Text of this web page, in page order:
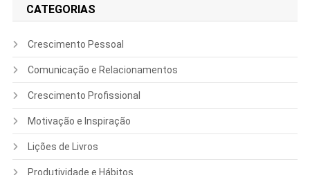
CATEGORIAS
Crescimento Pessoal
Comunicação e Relacionamentos
Crescimento Profissional
Motivação e Inspiração
Lições de Livros
Produtividade e Hábitos